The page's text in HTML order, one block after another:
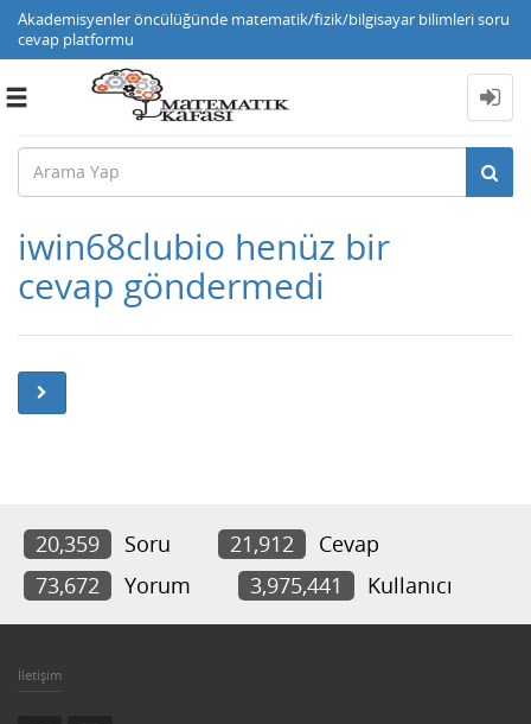
Akademisyenler öncülüğünde matematik/fizik/bilgisayar bilimleri soru
cevap platformu
Toggle
iwin68clubio henüz bir
cevap göndermedi
20,359 Soru 21,912
Cevap
73,672
Yorum 3,975,441 Kullanıcı
İletişim